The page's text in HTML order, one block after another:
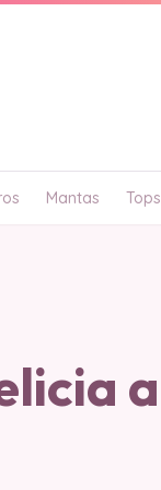
Mantas Tops
a